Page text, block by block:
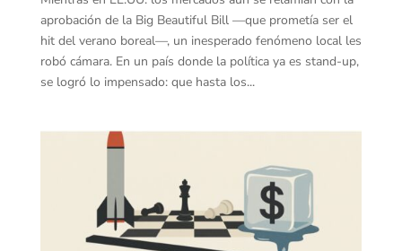
aprobación de la Big Beautiful Bill —que prometía ser el
hit del verano boreal—, un inesperado fenómeno local les
robó cámara. En un país donde la política ya es stand-up,
se logró lo impensado: que hasta los...